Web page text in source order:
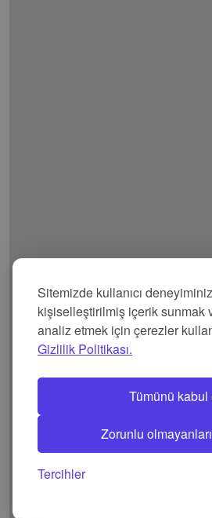
Sitemizde kullanıcı
kişiselleştirilmiş içerik sunmak
analiz etmek için çerezler
Gizlilik Politikası.
Tümünü kabul
Zorunlu
Tercihler